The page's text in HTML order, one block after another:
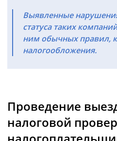
Выявленные
статуса таких
ним обычных правил,
налогообложения.
Проведение
налоговой